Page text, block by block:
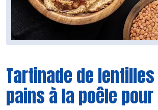
Tartinade de
pains à la poêle pour